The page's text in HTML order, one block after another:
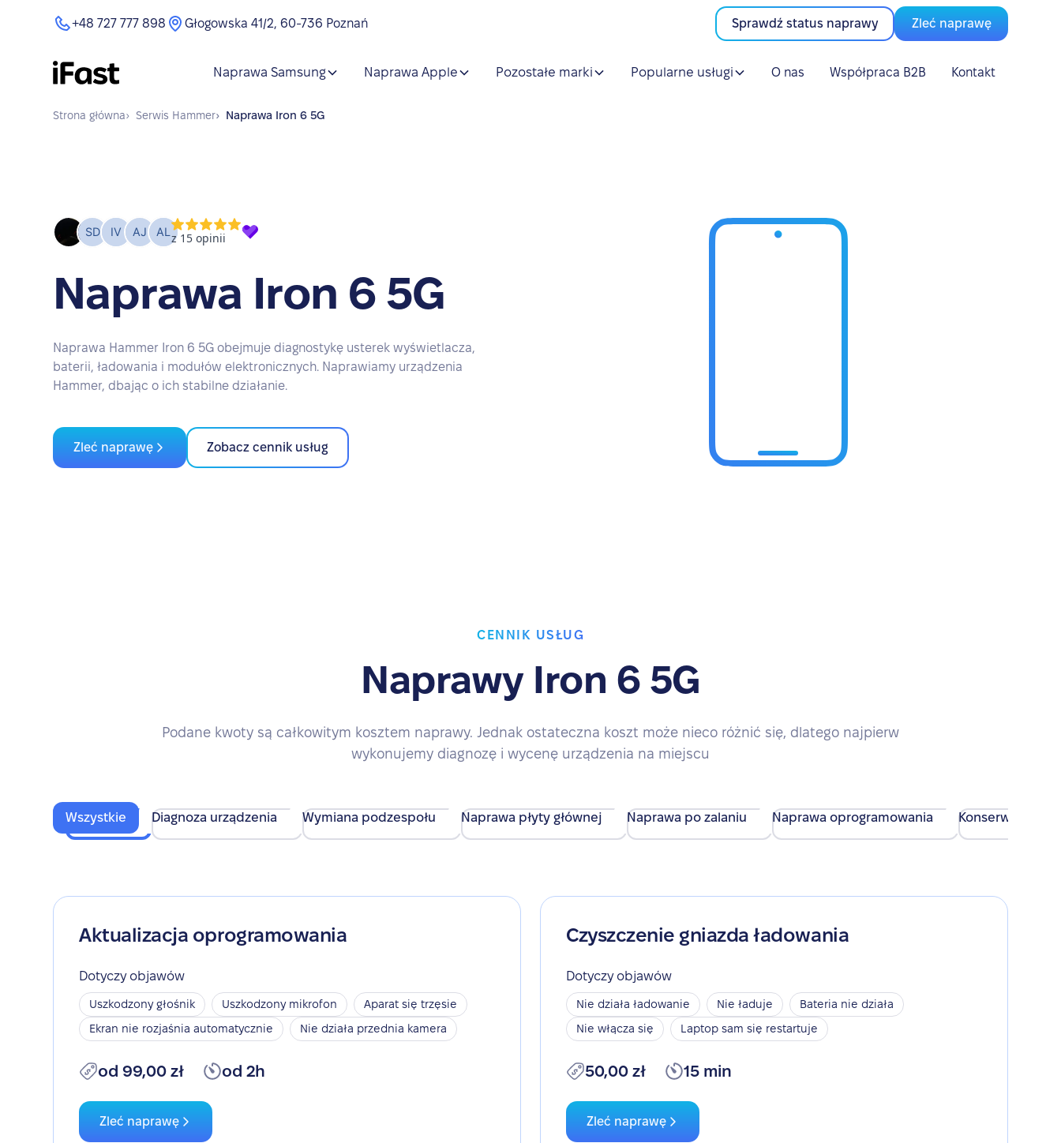
+48 727 777 898 Głogowska 41/2, 60-736 Poznań Sprawdź status naprawy Zleć naprawę
Naprawa Samsung Naprawa Apple Pozostałe marki Popularne usługi O nas Współpraca B2B Kontakt
Strona główna› Serwis Hammer› Naprawa Iron 6 5G
Naprawa Iron 6 5G
Naprawa Hammer Iron 6 5G obejmuje diagnostykę usterek wyświetlacza,
baterii, ładowania i modułów elektronicznych. Naprawiamy urządzenia
Hammer, dbając o ich stabilne działanie.
Zleć naprawę Zobacz cennik usług
CENNIK USŁUG
Naprawy Iron 6 5G
Podane kwoty są całkowitym kosztem naprawy. Jednak ostateczna koszt może nieco różnić się, dlatego najpierw
wykonujemy diagnozę i wycenę urządzenia na miejscu
Wszystkie Diagnoza urządzenia Wymiana podzespołu Naprawa płyty głównej Naprawa po zalaniu Naprawa oprogramowania Konserwacja
Aktualizacja oprogramowania
Dotyczy objawów
Uszkodzony głośnik Uszkodzony mikrofon
Aparat się trzęsie
Ekran nie rozjaśnia automatycznie
Nie działa przednia kamera
od 99,00 zł od 2h
Zleć naprawę
Czyszczenie gniazda ładowania
Dotyczy objawów
Nie działa ładowanie Nie ładuje
Bateria nie działa
Nie włącza się
Laptop sam się restartuje
50,00 zł 15 min
Zleć naprawę